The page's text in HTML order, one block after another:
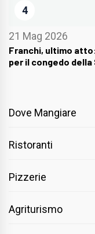
4
21 Mag 2026
Franchi, ultimo atto:
per il congedo della
Dove Mangiare
Ristoranti
Pizzerie
Agriturismo